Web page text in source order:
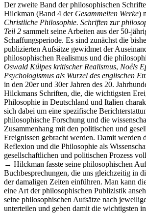
Der zweite Band der philosophischen
Hilckman (Band 4 der Gesammelten Werke)
Christliche Philosophie. Schriften zur
Teil 2 sammelt seine Arbeiten aus der 50-
Schaffungsperiode. Es sind zunächst die
publizierten Aufsätze gewidmet der
philosophischen Realismus und die
Oswald Külpes kritischer Realismus, Noëls
Psychologismus als Wurzel des englischen
in den 20er und 30er Jahren des 20.
Hilckmans Schriften, die, die wichtigsten
Philosophie in Deutschland und Italien
sich dabei um eine spezifische
philosophische Forschung und die
Zusammenhang mit den politischen und
Ereignissen gebracht werden. Damit werden
Reflexion und die Philosophie als
gesellschaftlichen und politischen Prozess
→ Hilckman fasste seine philosophischen
Buchbesprechungen, die uns gleichzeitig in
der damaligen Zeiten einführen. Man kann
eine Art der philosophischen Publizistik
seine philosophischen Aufsätze nach
unterteilen und geben damit die wichtigsten